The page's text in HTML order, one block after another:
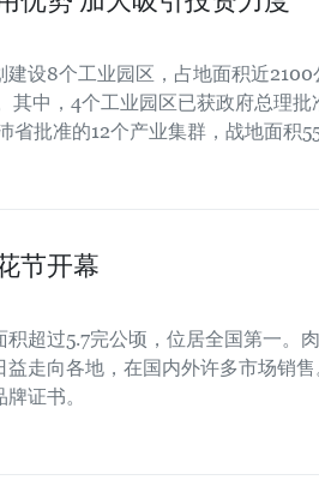
建设8个工业园区，占地面积近
其中，4个工业园区已获政府总理
省批准的12个产业集群，战地面积
节开幕
超过5.7完公顷，位居全国第一。
益走向各地，在国内外许多市场销
证书。